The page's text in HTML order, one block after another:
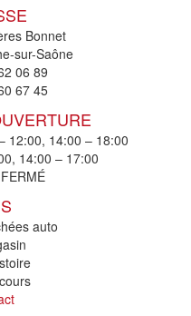
Bonnet
sur-Saône
06 89
67 45
12:00, 14:00 – 18:00
14:00 – 17:00
auto